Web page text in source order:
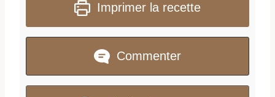
Imprimer la recette
Commenter